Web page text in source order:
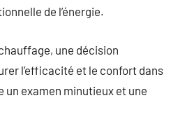
de l’énergie.
une décision
l’efficacité et le confort dans
examen minutieux et une